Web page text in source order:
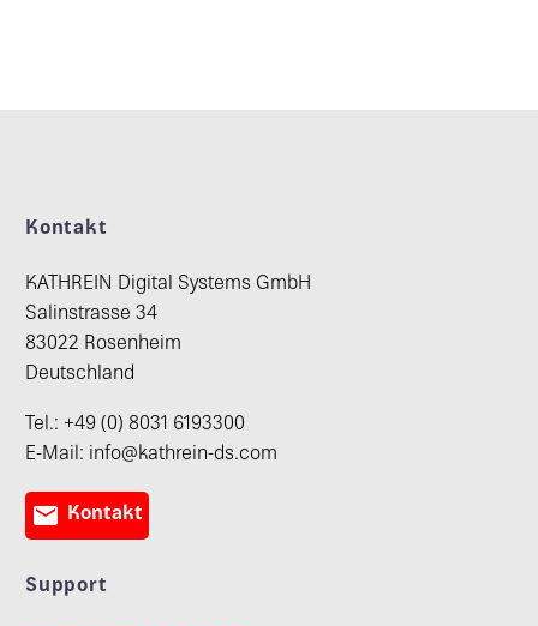
Kontakt
KATHREIN Digital Systems GmbH
Salinstrasse 34
83022 Rosenheim
Deutschland
Tel.: +49 (0) 8031 6193300
E-Mail: info@kathrein-ds.com
 Kontakt
Support